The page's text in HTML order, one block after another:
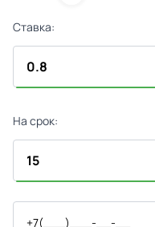
Ставка:
На срок: